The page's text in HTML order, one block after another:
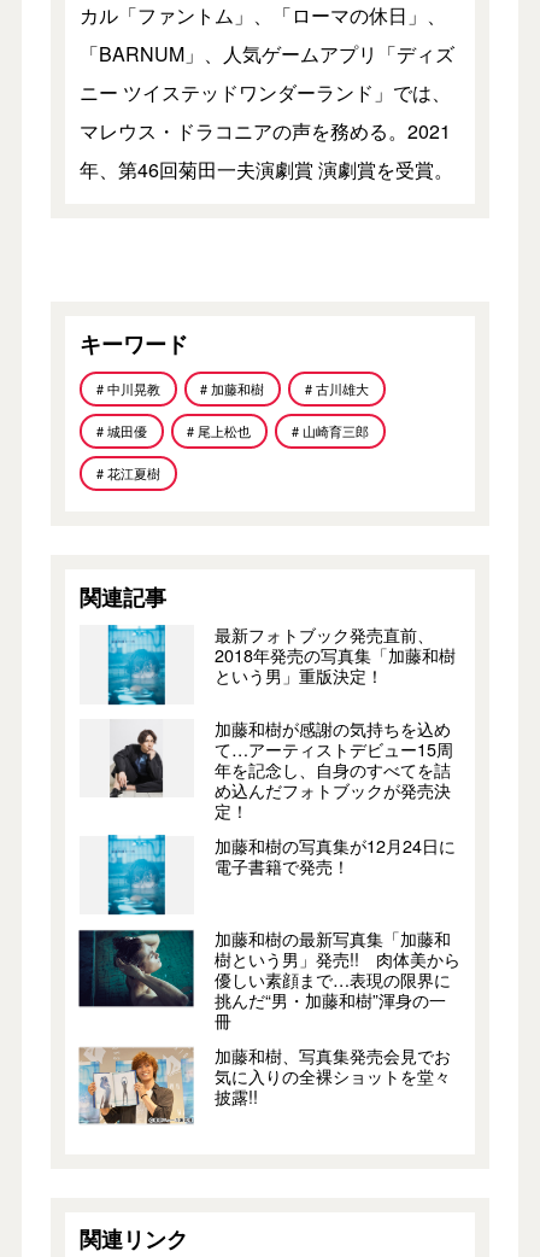
カル「ファントム」、「ローマの休日」、
「BARNUM」、人気ゲームアプリ「ディズ
ニー ツイステッドワンダーランド」では、
マレウス・ドラコニアの声を務める。2021
年、第46回菊田一夫演劇賞 演劇賞を受賞。
キーワード
# 中川晃教 # 加藤和樹 # 古川雄大
# 城田優 # 尾上松也 # 山崎育三郎
# 花江夏樹
関連記事
最新フォトブック発売直前、
2018年発売の写真集「加藤和樹
という男」重版決定！
加藤和樹が感謝の気持ちを込め
て…アーティストデビュー15周
年を記念し、自身のすべてを詰
め込んだフォトブックが発売決
定！
加藤和樹の写真集が12月24日に
電子書籍で発売！
加藤和樹の最新写真集「加藤和
樹という男」発売!! 肉体美から
優しい素顔まで…表現の限界に
挑んだ“男・加藤和樹”渾身の一
冊
加藤和樹、写真集発売会見でお
気に入りの全裸ショットを堂々
披露!!
関連リンク